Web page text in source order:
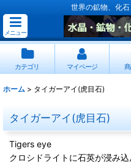
世界の鉱物、化
メニュー
カテゴリ マイページ
ホーム > タイガーアイ(虎目石)
タイガーアイ(虎目石)
Tigers eye
クロシドライトに石英が浸み